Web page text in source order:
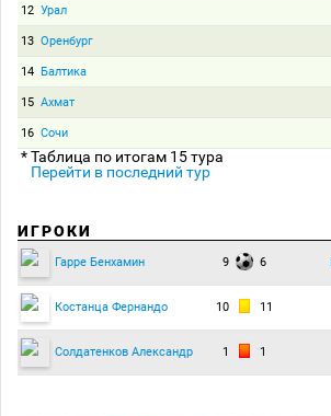
12 Урал
13 Оренбург
14 Балтика
15 Ахмат
16 Сочи
* Таблица по итогам 15 тура
Перейти в последний тур
ИГРОКИ
Гарре Бенхамин 9 6
Костанца Фернандо 10 11
Солдатенков Александр 1 1